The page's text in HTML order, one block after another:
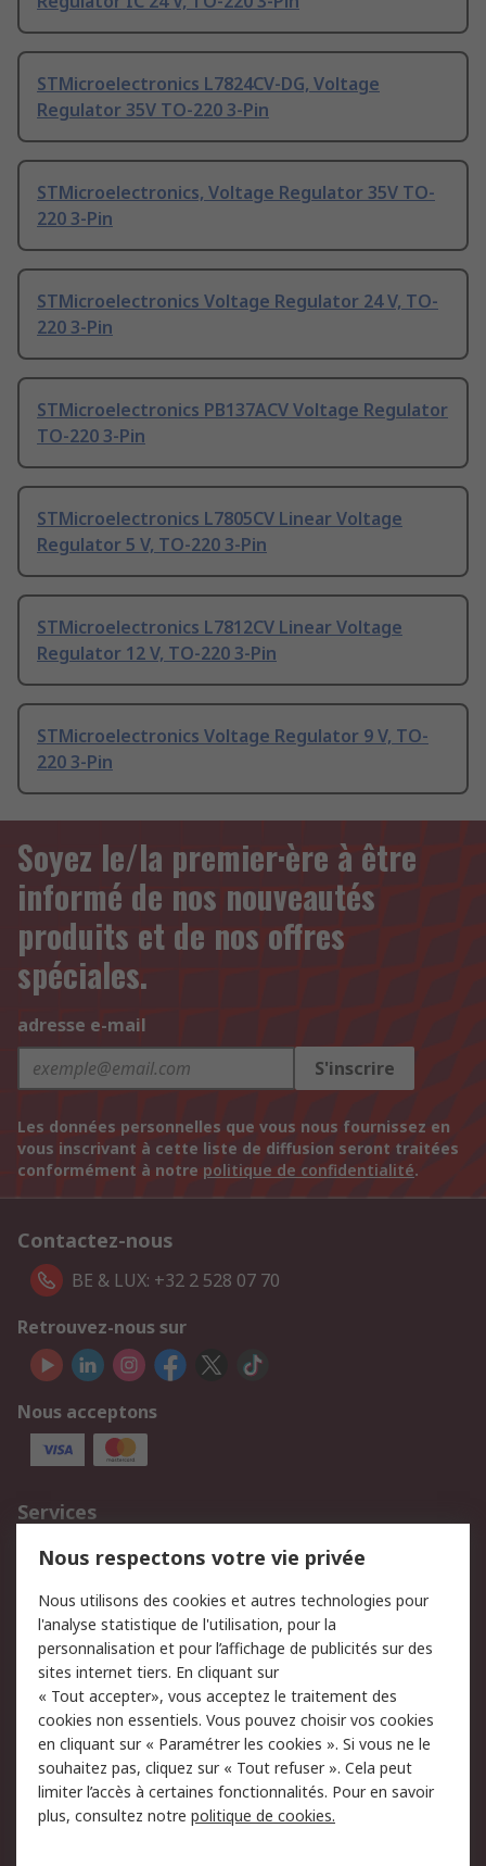
STMicroelectronics L7824CV-DG, Voltage
Regulator 35V TO-220 3-Pin
STMicroelectronics, Voltage Regulator 35V TO-
220 3-Pin
STMicroelectronics Voltage Regulator 24 V, TO-
220 3-Pin
STMicroelectronics PB137ACV Voltage Regulator
TO-220 3-Pin
STMicroelectronics L7805CV Linear Voltage
Regulator 5 V, TO-220 3-Pin
STMicroelectronics L7812CV Linear Voltage
Regulator 12 V, TO-220 3-Pin
STMicroelectronics Voltage Regulator 9 V, TO-
220 3-Pin
Soyez le/la premier·ère à être
informé de nos nouveautés
produits et de nos offres
spéciales.
adresse e-mail
S'inscrire
Les données personnelles que vous nous fournissez en
vous inscrivant à cette liste de diffusion seront traitées
conformément à notre politique de confidentialité.
Contactez-nous
BE & LUX: +32 2 528 07 70
Retrouvez-nous sur
Nous acceptons
Services
750.000 produits
2.500 marques
Retours
Support technique
Track & trace
Legal
Politique de cookies
Sécurité des e-mails
Politique de protection
des données - Mise à
jour
Conditions générales
de vente
Nous respectons votre vie privée
Nous utilisons des cookies et autres technologies pour
l'analyse statistique de l'utilisation, pour la
personnalisation et pour l’affichage de publicités sur des
sites internet tiers. En cliquant sur
« Tout accepter», vous acceptez le traitement des
cookies non essentiels. Vous pouvez choisir vos cookies
en cliquant sur « Paramétrer les cookies ». Si vous ne le
souhaitez pas, cliquez sur « Tout refuser ». Cela peut
limiter l’accès à certaines fonctionnalités. Pour en savoir
plus, consultez notre politique de cookies.